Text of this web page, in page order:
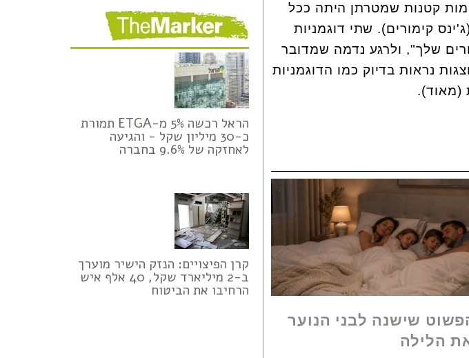
קטנות שמטרתן היתה ככל
קימורים). שתי דוגמניות
שלך", ולרגע נדמה שמדובר
נראות בדיוק כמו הדוגמניות
(מאוד).
שישנה לבני הנוער
הלילה
הראל רכשה 5% מ-ETGA תמורת
כ-30 מיליון שקל - והגיעה
לאחזקה של 9.6% בחברה
קרן הפיצויים: הנזק הישיר מוערך
ב-2 מיליארד שקל, 40 אלף איש
הרחיבו את הביטוח